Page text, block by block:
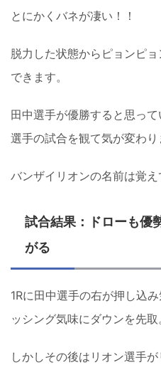
とにかくバネが凄い！！
脱力した状態からピョンピ
できます。
田中選手が優勝すると思っ
選手の試合を観て気が変わり
バンザイリオンの名前は覚え
試合結果：ドローも優
がる
1Rに田中選手の右が押し込
ッシング気味にダウンを先取
しかしその後はリオン選手